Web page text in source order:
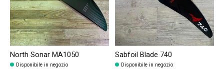
North Sonar MA1050
Disponibile in negozio
Sabfoil Blade 740
Disponibile in negozio